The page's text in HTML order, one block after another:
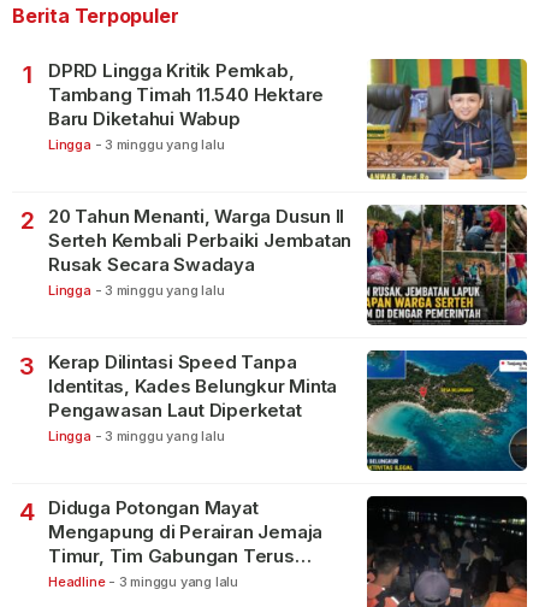
Berita Terpopuler
1
DPRD Lingga Kritik Pemkab,
Tambang Timah 11.540 Hektare
Baru Diketahui Wabup
Lingga - 3 minggu yang lalu
2
20 Tahun Menanti, Warga Dusun II
Serteh Kembali Perbaiki Jembatan
Rusak Secara Swadaya
Lingga - 3 minggu yang lalu
3
Kerap Dilintasi Speed Tanpa
Identitas, Kades Belungkur Minta
Pengawasan Laut Diperketat
Lingga - 3 minggu yang lalu
4
Diduga Potongan Mayat
Mengapung di Perairan Jemaja
Timur, Tim Gabungan Terus
Lakukan Pencarian
Headline - 3 minggu yang lalu